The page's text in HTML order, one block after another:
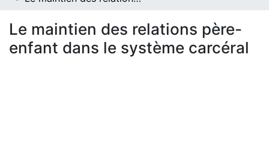
Statistiques
À propos
Le maintien des relations père-
enfant dans le système carcéral